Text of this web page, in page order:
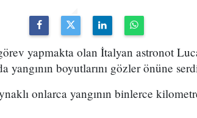
yapmakta olan İtalyan astronot
yangının boyutlarını gözler önüne
onlarca yangının binlerce